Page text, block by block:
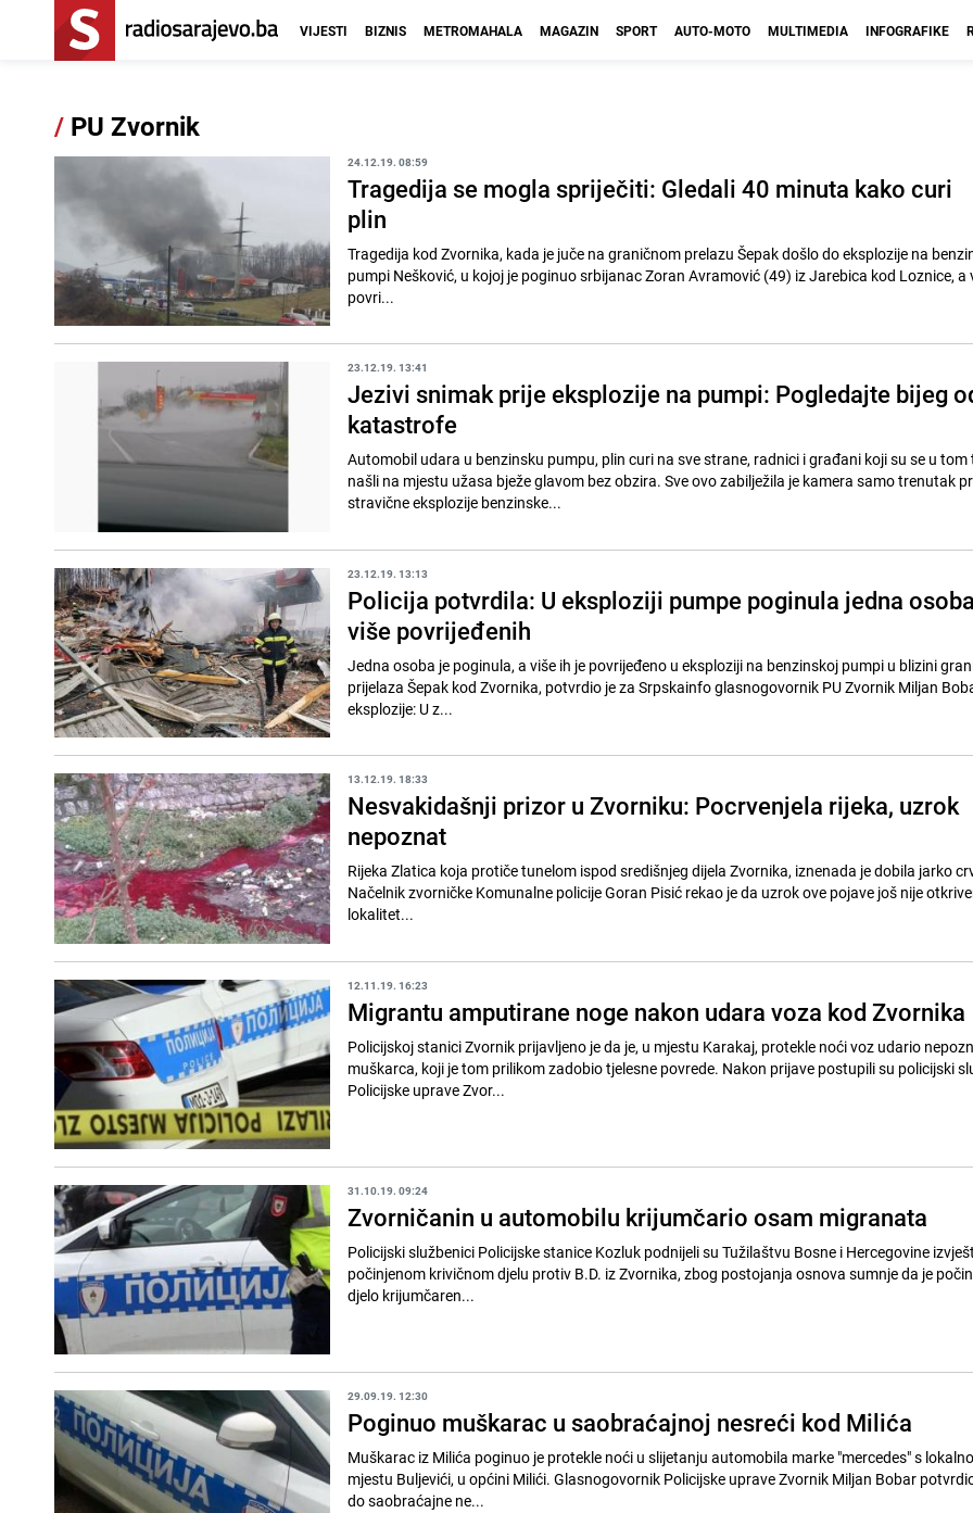
VIJESTI BIZNIS METROMAHALA MAGAZIN SPORT AUTO-MOTO MULTIMEDIA INFOGRAFIKE
/ PU Zvornik
24.12.19. 08:59
Tragedija se mogla spriječiti: Gledali 40 minuta kako curi
plin
Tragedija kod Zvornika, kada je juče na graničnom prelazu Šepak došlo do eksplozije na
pumpi Nešković, u kojoj je poginuo srbijanac Zoran Avramović (49) iz Jarebica kod Loznice, a
povri...
23.12.19. 13:41
Jezivi snimak prije eksplozije na pumpi: Pogledajte bijeg
katastrofe
Automobil udara u benzinsku pumpu, plin curi na sve strane, radnici i građani koji su se u
našli na mjestu užasa bježe glavom bez obzira. Sve ovo zabilježila je kamera samo trenutak
stravične eksplozije benzinske...
23.12.19. 13:13
Policija potvrdila: U eksploziji pumpe poginula jedna
više povrijeđenih
Jedna osoba je poginula, a više ih je povrijeđeno u eksploziji na benzinskoj pumpi u blizini
prijelaza Šepak kod Zvornika, potvrdio je za Srpskainfo glasnogovornik PU Zvornik Miljan
eksplozije: U z...
13.12.19. 18:33
Nesvakidašnji prizor u Zvorniku: Pocrvenjela rijeka, uzrok
nepoznat
Rijeka Zlatica koja protiče tunelom ispod središnjeg dijela Zvornika, iznenada je dobila jarko
Načelnik zvorničke Komunalne policije Goran Pisić rekao je da uzrok ove pojave još nije
lokalitet...
12.11.19. 16:23
Migrantu amputirane noge nakon udara voza kod Zvornika
Policijskoj stanici Zvornik prijavljeno je da je, u mjestu Karakaj, protekle noći voz udario
muškarca, koji je tom prilikom zadobio tjelesne povrede. Nakon prijave postupili su policijski
Policijske uprave Zvor...
31.10.19. 09:24
Zvorničanin u automobilu krijumčario osam migranata
Policijski službenici Policijske stanice Kozluk podnijeli su Tužilaštvu Bosne i Hercegovine
počinjenom krivičnom djelu protiv B.D. iz Zvornika, zbog postojanja osnova sumnje da je
djelo krijumčaren...
29.09.19. 12:30
Poginuo muškarac u saobraćajnoj nesreći kod Milića
Muškarac iz Milića poginuo je protekle noći u slijetanju automobila marke "mercedes" s
mjestu Buljevići, u općini Milići. Glasnogovornik Policijske uprave Zvornik Miljan Bobar
do saobraćajne ne...